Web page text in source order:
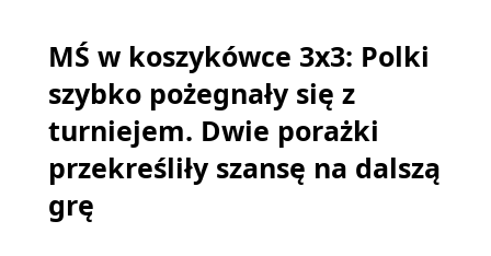
MŚ w koszykówce 3x3: Polki
szybko pożegnały się z
turniejem. Dwie porażki
przekreśliły szansę na dalszą
grę